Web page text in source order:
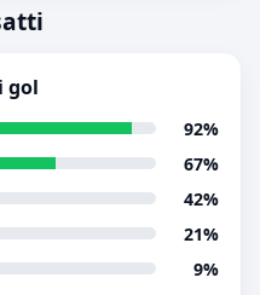
gol
92%
67%
42%
21%
9%